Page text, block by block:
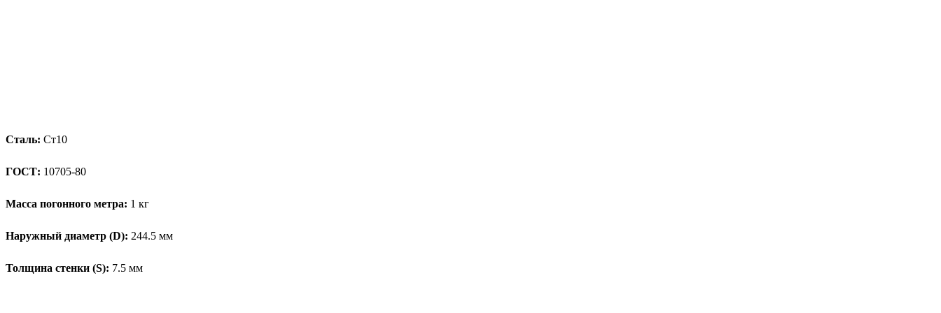
Сталь: Ст10
ГОСТ: 10705-80
Масса погонного метра: 1 кг
Наружный диаметр (D): 244.5 мм
Толщина стенки (S): 7.5 мм